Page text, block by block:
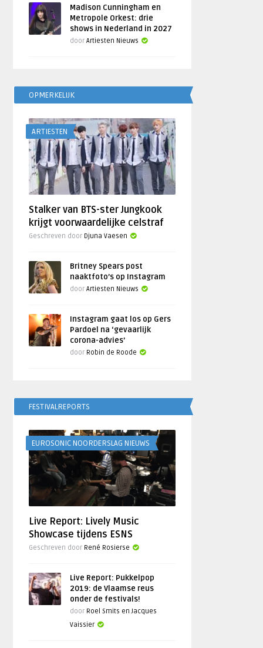
Madison Cunningham en
Metropole Orkest: drie
shows in Nederland in 2027
doorArtiesten Nieuws
OPMERKELIJK
ARTIESTEN
Stalker van BTS-ster Jungkook
krijgt voorwaardelijke celstraf
Geschreven door Djuna Vaesen
Britney Spears post
naaktfoto’s op Instagram
doorArtiesten Nieuws
Instagram gaat los op Gers
Pardoel na ‘gevaarlijk
corona-advies’
door Robin de Roode
FESTIVALREPORTS
EUROSONIC NOORDERSLAG NIEUWS
Live Report: Lively Music
Showcase tijdens ESNS
Geschreven door René Rosierse
Live Report: Pukkelpop
2019: de Vlaamse reus
onder de festivals!
door Roel Smits en Jacques
Vaissier